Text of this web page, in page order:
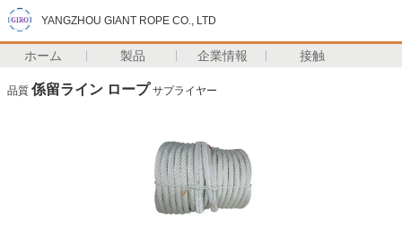
YANGZHOU GIANT ROPE CO., LTD
ホーム 製品 企業情報 接触
品質 係留ライン ロープ サプライヤー